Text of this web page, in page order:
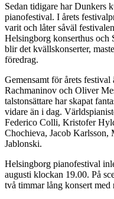
Sedan tidigare har Dunkers
pianofestival. I årets
varit och låter såväl
Helsingborg konserthus och
blir det kvällskonserter,
föredrag.
Gemensamt för årets
Rachmaninov och Oliver
talstonsättare har skapat
vidare än i dag.
Federico Colli, Kristofer
Chochieva, Jacob Karlsson,
Jablonski.
Helsingborg pianofestival
augusti klockan 19.00. På
två timmar lång konsert